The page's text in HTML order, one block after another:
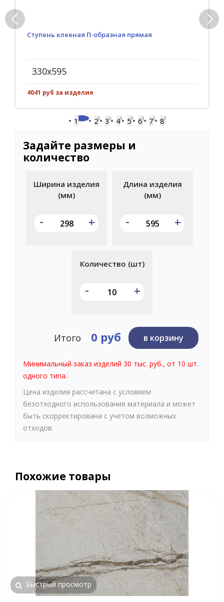
Ступень клееная П-образная прямая
330x595
4041 руб за изделие
1 2 3 4 5 6 7 8
Задайте размеры и
количество
Ширина изделия
(мм)
- +
Длина изделия
(мм)
- +
Количество (шт)
- +
Итого 0 руб в корзину
Минимальный заказ изделий 30 тыс. руб., от 10 шт.
одного типа.
Цена изделия рассчитана с условием
безотходного использования материала и может
быть скорректирована с учетом возможных
отходов.
Похожие товары
Быстрый просмотр